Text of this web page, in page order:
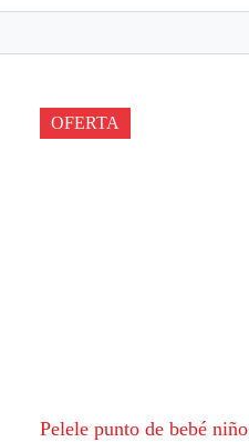
OFERTA
Pelele punto de bebé niño